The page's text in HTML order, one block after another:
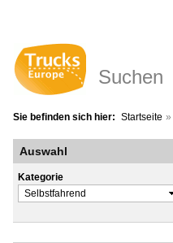
Suchen
Sie befinden sich hier: Startseite »
Auswahl
Kategorie